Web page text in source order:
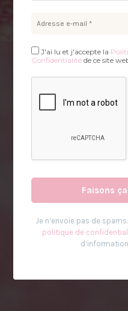
J'ai lu et j'accepte la
Confidentialitéde ce site
Je n'envoie pas de
politique de